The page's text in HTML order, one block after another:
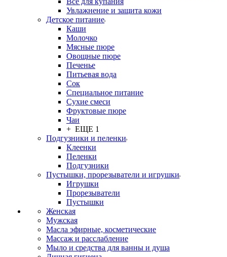
Увлажнение и защита кожи
Детское питание
Каши
Молочко
Мясные пюре
Овощные пюре
Печенье
Питьевая вода
Сок
Специальное питание
Сухие смеси
Фруктовые пюре
Чаи
+ ЕЩЕ 1
Подгузники и пеленки
Клеенки
Пеленки
Подгузники
Пустышки, прорезыватели и игрушки
Игрушки
Прорезыватели
Пустышки
Женская
Мужская
Масла эфирные, косметические
Массаж и расслабление
Мыло и средства для ванны и душа